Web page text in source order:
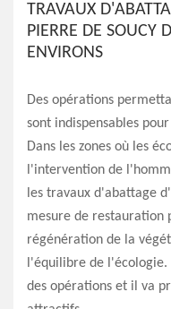
TRAVAUX
PIERRE DE SOUCY
ENVIRONS
Des opérations
sont indispensables
Dans les zones où les
l'intervention de
les travaux d'abattage
mesure de restauration
régénération de la
l'équilibre de
des opérations et il va